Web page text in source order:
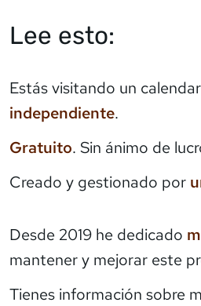
Lee esto:
Estás visitando un
independiente.
Gratuito. Sin ánimo de
Creado y gestionado por
Desde 2019 he dedicado
mantener y mejorar este
Tienes información sobre